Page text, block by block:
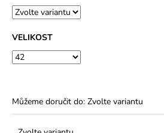
VELIKOST
Můžeme doručit do: Zvolte variantu
KVALITNÍ
LEHKÝ
POLYESTEROVÝ
ÚPLET
-
VÍCE
490
Kč